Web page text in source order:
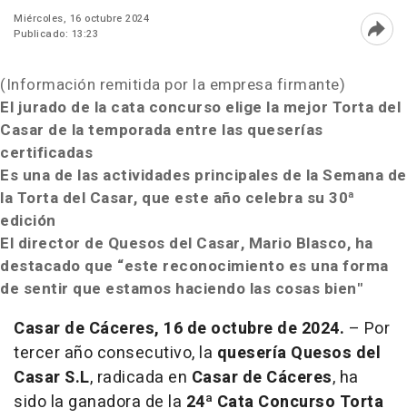
Miércoles, 16 octubre 2024
Publicado: 13:23
(Información remitida por la empresa firmante)
El jurado de la cata concurso elige la mejor Torta del
Casar de la temporada entre las queserías
certificadas
Es una de las actividades principales de la Semana de
la Torta del Casar, que este año celebra su 30ª
edición
El director de Quesos del Casar, Mario Blasco, ha
destacado que “este reconocimiento es una forma
de sentir que estamos haciendo las cosas bien"
Casar de Cáceres, 16 de octubre de 2024. – Por
tercer año consecutivo, la quesería Quesos del
Casar S.L, radicada en Casar de Cáceres, ha
sido la ganadora de la 24ª Cata Concurso Torta